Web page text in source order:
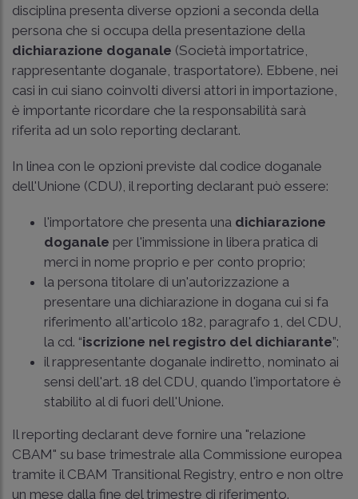
disciplina presenta diverse opzioni a seconda della
persona che si occupa della presentazione della
dichiarazione doganale (Società importatrice,
rappresentante doganale, trasportatore). Ebbene, nei
casi in cui siano coinvolti diversi attori in importazione,
è importante ricordare che la responsabilità sarà
riferita ad un solo reporting declarant.
In linea con le opzioni previste dal codice doganale
dell'Unione (CDU), il reporting declarant può essere:
l'importatore che presenta una dichiarazione
doganale per l'immissione in libera pratica di
merci in nome proprio e per conto proprio;
la persona titolare di un'autorizzazione a
presentare una dichiarazione in dogana cui si fa
riferimento all'articolo 182, paragrafo 1, del CDU,
la cd. “iscrizione nel registro del dichiarante”;
il rappresentante doganale indiretto, nominato ai
sensi dell'art. 18 del CDU, quando l'importatore è
stabilito al di fuori dell'Unione.
Il reporting declarant deve fornire una "relazione
CBAM" su base trimestrale alla Commissione europea
tramite il CBAM Transitional Registry, entro e non oltre
un mese dalla fine del trimestre di riferimento.